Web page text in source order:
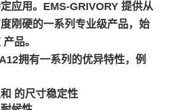
应用。EMS-GRIVORY 提供从
刚硬的一系列专业级产品，始
品。
拥有一系列的优异特性，例
的尺寸稳定性